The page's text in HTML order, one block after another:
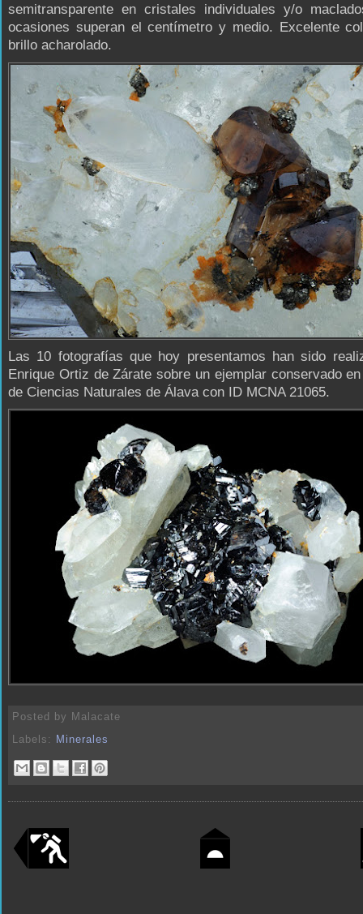
semitransparente en cristales individuales y/o
ocasiones superan el centímetro y medio. Excelente
brillo acharolado.
Las 10 fotografías que hoy presentamos han sido
Enrique Ortiz de Zárate sobre un ejemplar conservado
de Ciencias Naturales de Álava con ID MCNA 21065.
Posted by Malacate
Labels:
Minerales